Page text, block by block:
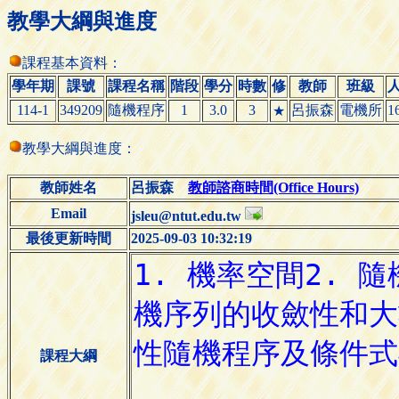
教學大綱與進度
課程基本資料：
學年期
課號 課程名稱 階段 學分 時數 修 教師 班級
114-1
349209 隨機程序 1 3.0 3 ★ 呂振森 電機所
教學大綱與進度：
教師姓名 呂振森教師諮商時間(Office Hours)
Email
jsleu@ntut.edu.tw
最後更新時間
2025-09-03 10:32:19
課程大綱